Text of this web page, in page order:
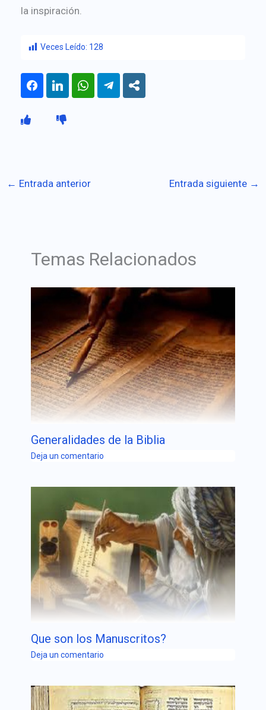
la inspiración.
Veces Leído: 128
← Entrada anterior Entrada siguiente →
Temas Relacionados
Generalidades de la Biblia
Deja un comentario
Que son los Manuscritos?
Deja un comentario